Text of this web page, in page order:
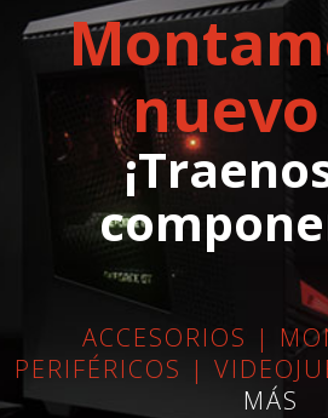
nuevo
ACCESORIOS |
PERIFÉRICOS |
MÁS